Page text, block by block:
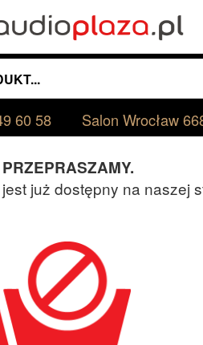
60 58 Salon Wrocław
PRZEPRASZAMY.
już dostępny na naszej